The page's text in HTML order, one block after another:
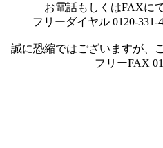
お電話もしくはFAXに
フリーダイヤル 0120-331-
誠に恐縮ではございますが、
フリーFAX